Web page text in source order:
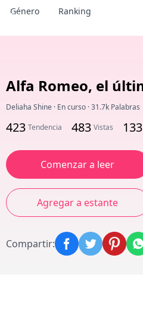
Género
Ranking
Bonus
Alfa Romeo, el
Deliaha Shine · En curso ·31.7k Palabras
423 Tendencia 483 Vistas 133
Comenzar a leer
Agregar a estante
Compartir: